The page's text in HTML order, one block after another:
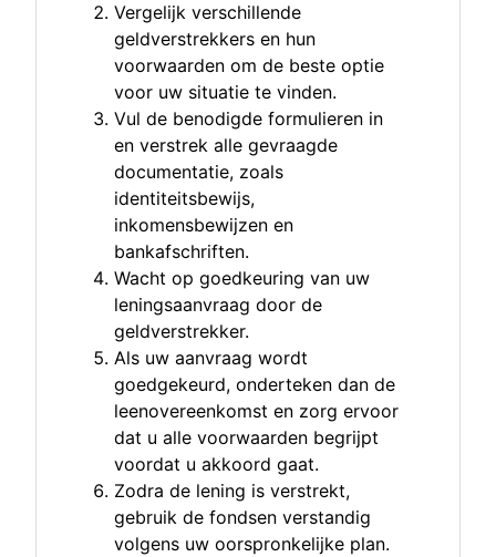
Vergelijk verschillende
geldverstrekkers en hun
voorwaarden om de beste optie
voor uw situatie te vinden.
Vul de benodigde formulieren in
en verstrek alle gevraagde
documentatie, zoals
identiteitsbewijs,
inkomensbewijzen en
bankafschriften.
Wacht op goedkeuring van uw
leningsaanvraag door de
geldverstrekker.
Als uw aanvraag wordt
goedgekeurd, onderteken dan de
leenovereenkomst en zorg ervoor
dat u alle voorwaarden begrijpt
voordat u akkoord gaat.
Zodra de lening is verstrekt,
gebruik de fondsen verstandig
volgens uw oorspronkelijke plan.